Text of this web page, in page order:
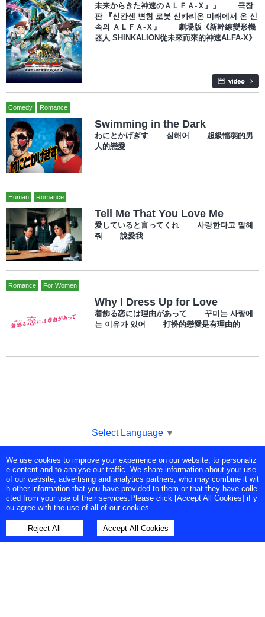
未来からきた神速のＡＬＦＡ-Ｘ』」 극장
판 『신칸센 변형 로봇 신카리온 미래에서 온 신
속의 ＡＬＦＡ-Ｘ』 劇場版《新幹線變形機
器人 SHINKALION從未來而來的神速ALFA-X》
Comedy Romance
Swimming in the Dark
わにとかげぎす 심해어 超級懦弱的男
人的戀愛
Human Romance
Tell Me That You Love Me
愛していると言ってくれ 사랑한다고 말해
줘 說愛我
Romance For Women
Why I Dress Up for Love
着飾る恋には理由があって 꾸미는 사랑에
는 이유가 있어 打扮的戀愛是有理由的
Select Language ▼
Copyright © Tokyo Broadcasting System Television, Inc. All Rights
Reserved.
We use cookies to improve your experience on our website, to personaliz
e content and to analyse our traffic. We share information about your use
of our website, advertising and analytics partners, who may combine it wit
h other information that you have provided to them or that they have colle
cted from your use of their services.Please click [Accept All Cookies] if y
ou agree with the use of all of our cookies.
Reject All Accept All Cookies